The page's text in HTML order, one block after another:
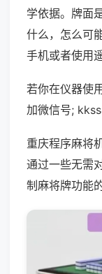
学依据。牌面
什么，怎么可
手机或者使用
若你在仪器使
加微信号;
重庆程序麻将
通过一些无需
制麻将牌功能